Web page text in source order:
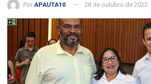
Por APAUTA10 28 de outubro de 2023